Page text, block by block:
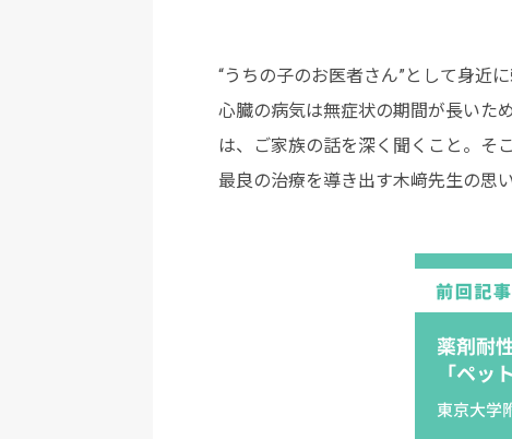
“うちの子のお医者さん”として身近
心臓の病気は無症状の期間が長いた
は、ご家族の話を深く聞くこと。そ
最良の治療を導き出す木﨑先生の思